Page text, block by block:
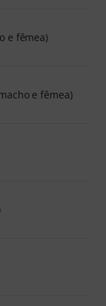
e fêmea)
e fêmea)